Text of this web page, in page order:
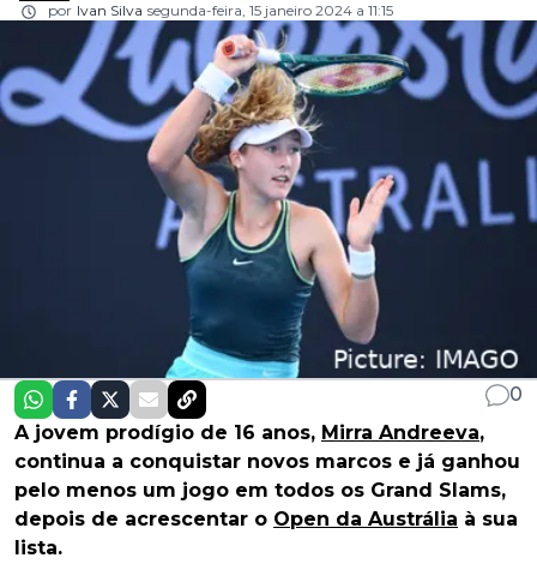
por Ivan Silva segunda-feira, 15 janeiro 2024 a 11:15
0
A jovem prodígio de 16 anos, Mirra Andreeva,
continua a conquistar novos marcos e já ganhou
pelo menos um jogo em todos os Grand Slams,
depois de acrescentar o Open da Austrália à sua
lista.